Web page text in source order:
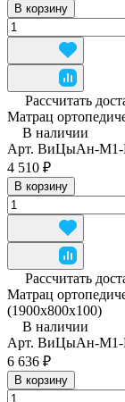
В корзину
Рассчитать
Матрац
В наличии
Арт. ВиЦыАн-М1-
4 510 ₽
В корзину
Рассчитать
Матрац
(1900x800x100)
В наличии
Арт. ВиЦыАн-М1-
6 636 ₽
В корзину